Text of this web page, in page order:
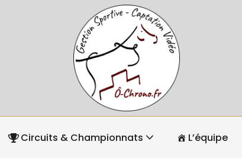
Circuits & Championnats L’équipe